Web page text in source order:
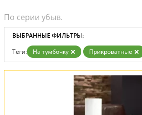
ВЫБРАННЫЕ ФИЛЬТРЫ:
Теги: На тумбочку
Прикроватные
Вид:
Настольные лампы